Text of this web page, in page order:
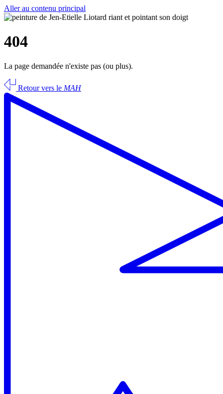
Aller au contenu principal
404
La page demandée n'existe pas (ou plus).
Retour vers le MAH